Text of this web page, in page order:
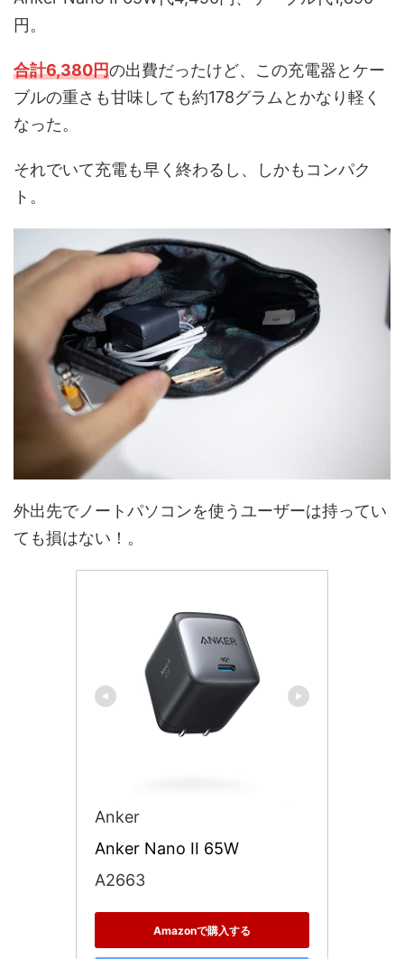
円。
合計6,380円の出費だったけど、この充電器とケー
ブルの重さも甘味しても約178グラムとかなり軽く
なった。
それでいて充電も早く終わるし、しかもコンパク
ト。
外出先でノートパソコンを使うユーザーは持ってい
ても損はない！。
Anker
Anker Nano II 65W
A2663
Amazonで購入する